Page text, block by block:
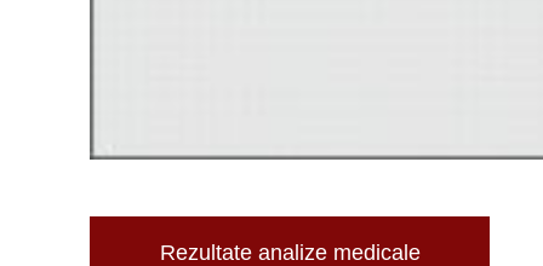
Rezultate analize medicale